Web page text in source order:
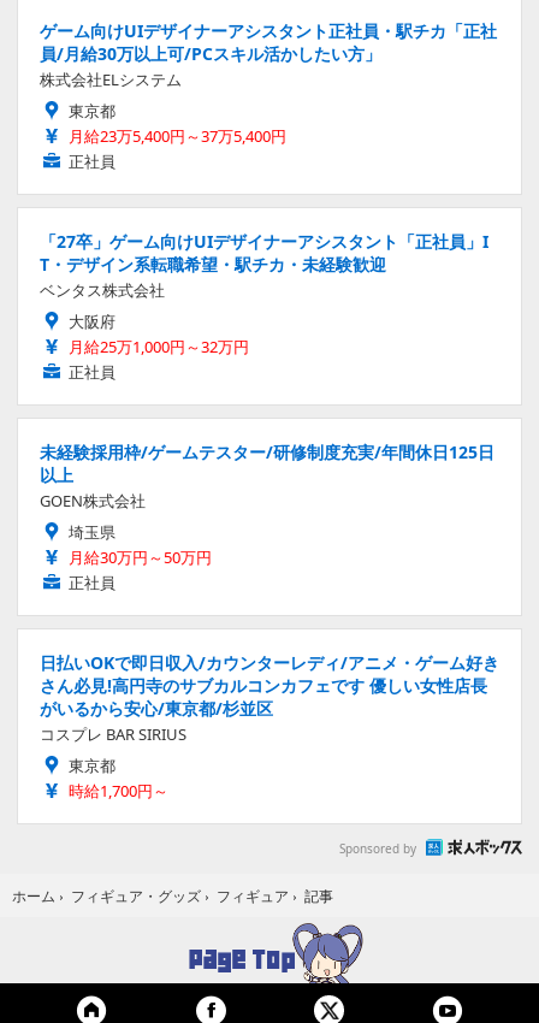
ゲーム向けUIデザイナーアシスタント正社員・駅チカ「正社
員/月給30万以上可/PCスキル活かしたい方」
株式会社ELシステム
東京都
月給23万5,400円～37万5,400円
正社員
「27卒」ゲーム向けUIデザイナーアシスタント「正社員」I
T・デザイン系転職希望・駅チカ・未経験歓迎
ベンタス株式会社
大阪府
月給25万1,000円～32万円
正社員
未経験採用枠/ゲームテスター/研修制度充実/年間休日125日
以上
GOEN株式会社
埼玉県
月給30万円～50万円
正社員
日払いOKで即日収入/カウンターレディ/アニメ・ゲーム好き
さん必見!高円寺のサブカルコンカフェです 優しい女性店長
がいるから安心/東京都/杉並区
コスプレ BAR SIRIUS
東京都
時給1,700円～
Sponsored by
ホーム › フィギュア・グッズ › フィギュア › 記事